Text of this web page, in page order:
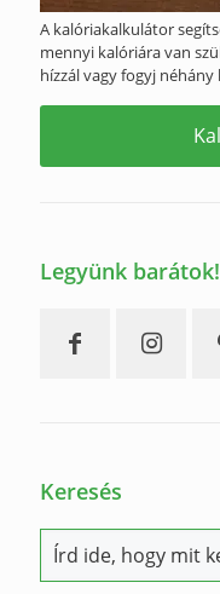
A kalóriakalkulátor
mennyi kalóriára van
hízzál vagy fogyj néhány
Legyünk barátok!
Keresés